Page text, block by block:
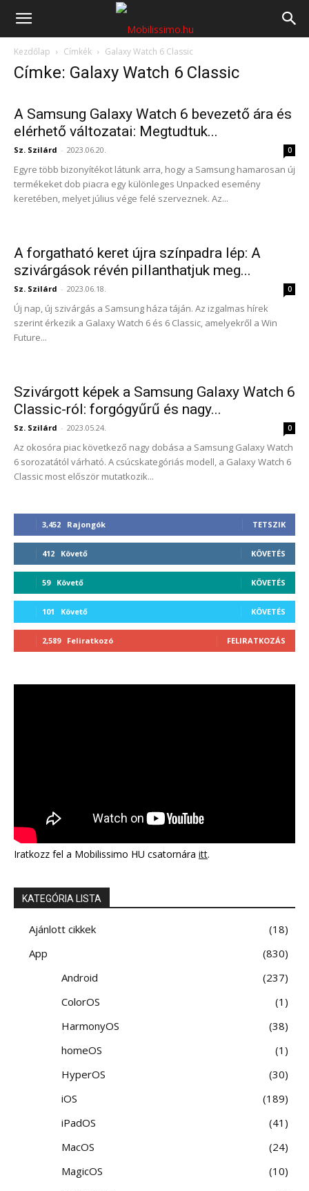
Mobilissimo.hu
Kezdőlap Címkék Galaxy Watch 6 Classic
Címke: Galaxy Watch 6 Classic
A Samsung Galaxy Watch 6 bevezető ára és
elérhető változatai: Megtudtuk...
Sz. Szilárd - 2023.06.20. 0
Egyre több bizonyítékot látunk arra, hogy a Samsung hamarosan új
termékeket dob piacra egy különleges Unpacked esemény
keretében, melyet július vége felé szerveznek. Az...
A forgatható keret újra színpadra lép: A
szivárgások révén pillanthatjuk meg...
Sz. Szilárd - 2023.06.18. 0
Új nap, új szivárgás a Samsung háza táján. Az izgalmas hírek
szerint érkezik a Galaxy Watch 6 és 6 Classic, amelyekről a Win
Future...
Szivárgott képek a Samsung Galaxy Watch 6
Classic-ról: forgógyűrű és nagy...
Sz. Szilárd - 2023.05.24. 0
Az okosóra piac következő nagy dobása a Samsung Galaxy Watch
6 sorozatától várható. A csúcskategóriás modell, a Galaxy Watch 6
Classic most először mutatkozik...
3,452 Rajongók TETSZIK
412 Követő KÖVETÉS
59 Követő KÖVETÉS
101 Követő KÖVETÉS
2,589 Feliratkozó FELIRATKOZÁS
Iratkozz fel a Mobilissimo HU csatornára itt.
KATEGÓRIA LISTA
Ajánlott cikkek
18
App
830
Android
237
ColorOS
1
HarmonyOS
38
homeOS
1
HyperOS
30
iOS
189
iPadOS
41
MacOS
24
MagicOS
10